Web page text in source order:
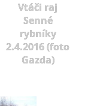
Vtáči raj
Senné
rybníky
2.4.2016 (foto
Gazda)